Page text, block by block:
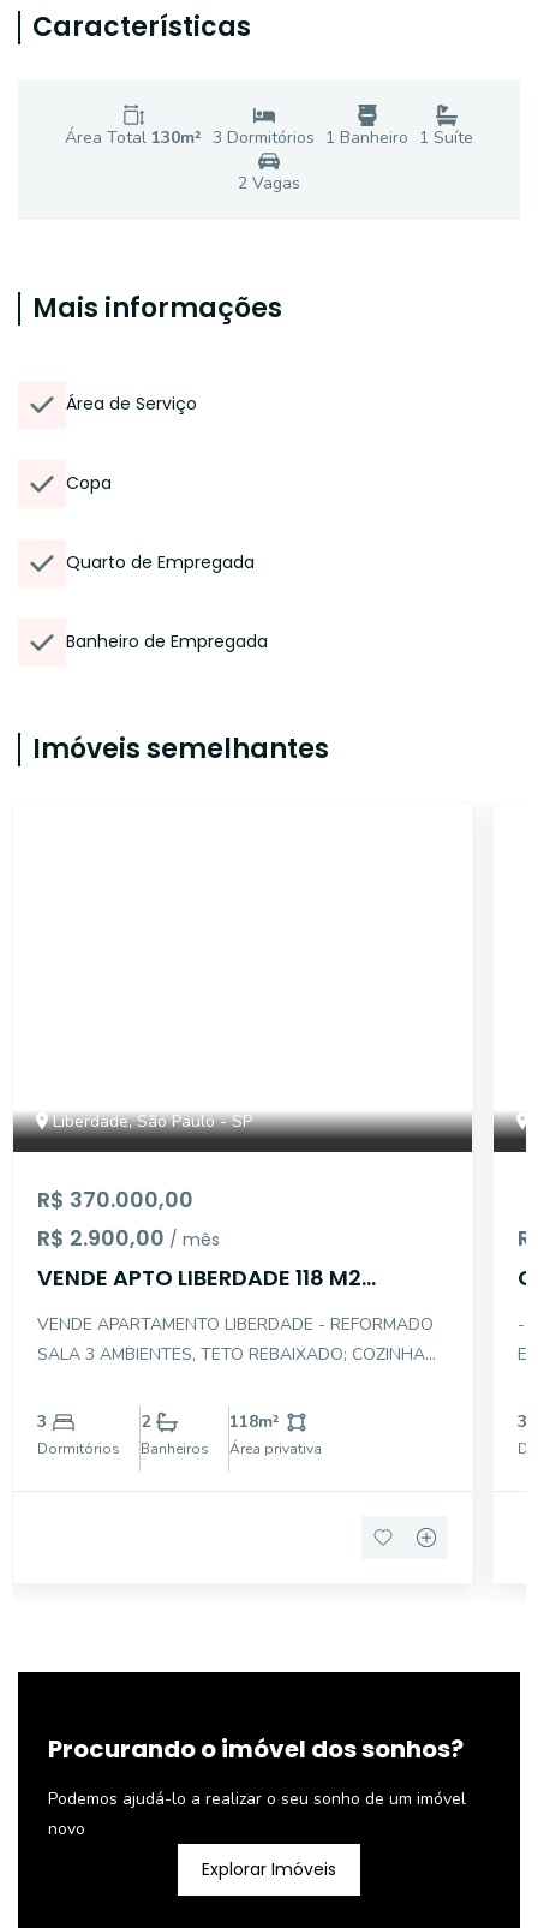
Características
Área Total 130m² 3 Dormitórios 1 Banheiro 1 Suíte
2 Vagas
Mais informações
Área de Serviço
Copa
Quarto de Empregada
Banheiro de Empregada
Imóveis semelhantes
Liberdade, São Paulo - SP
R$ 370.000,00
R$ 2.900,00 / mês
VENDE APTO LIBERDADE 118 M2
VENDE APARTAMENTO LIBERDADE - REFORMADO
SALA 3 AMBIENTES, TETO REBAIXADO; COZINHA
COM VARANDA, ÁREA DE SERVIÇOS E BANHEIROS
DE EMPREGADA AREA SOCIAL PISO EM TACO
3
Dormitórios
2
Banheiros
118m²
Área privativa
-
3
Procurando o imóvel dos sonhos?
Podemos ajudá-lo a realizar o seu sonho de um imóvel
novo
Explorar Imóveis